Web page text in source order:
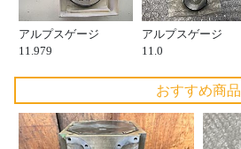
アルプスゲージ
11.979
アルプスゲージ
11.0
おすすめ商品